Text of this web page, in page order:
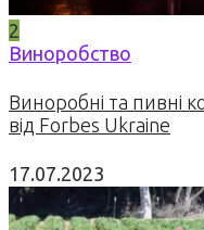
2
Виноробство
Виноробні та пивні
від Forbes Ukraine
17.07.2023